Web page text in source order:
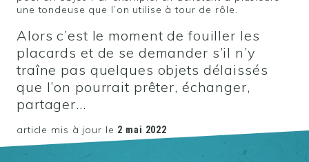
une tondeuse que l’on utilise à tour de rôle.
Alors c’est le moment de fouiller les
placards et de se demander s’il n’y
traîne pas quelques objets délaissés
que l’on pourrait prêter, échanger,
partager…
article mis à jour le 2 mai 2022